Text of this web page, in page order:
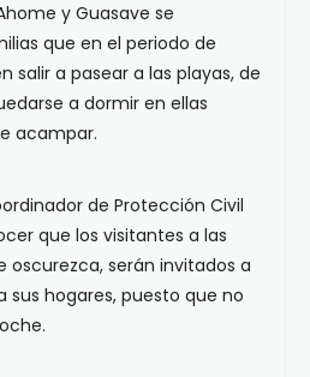
y Guasave se
que en el periodo de
salir a pasear a las playas, de
a dormir en ellas
acampar.
de Protección Civil
que los visitantes a las
oscurezca, serán invitados a
sus hogares, puesto que no